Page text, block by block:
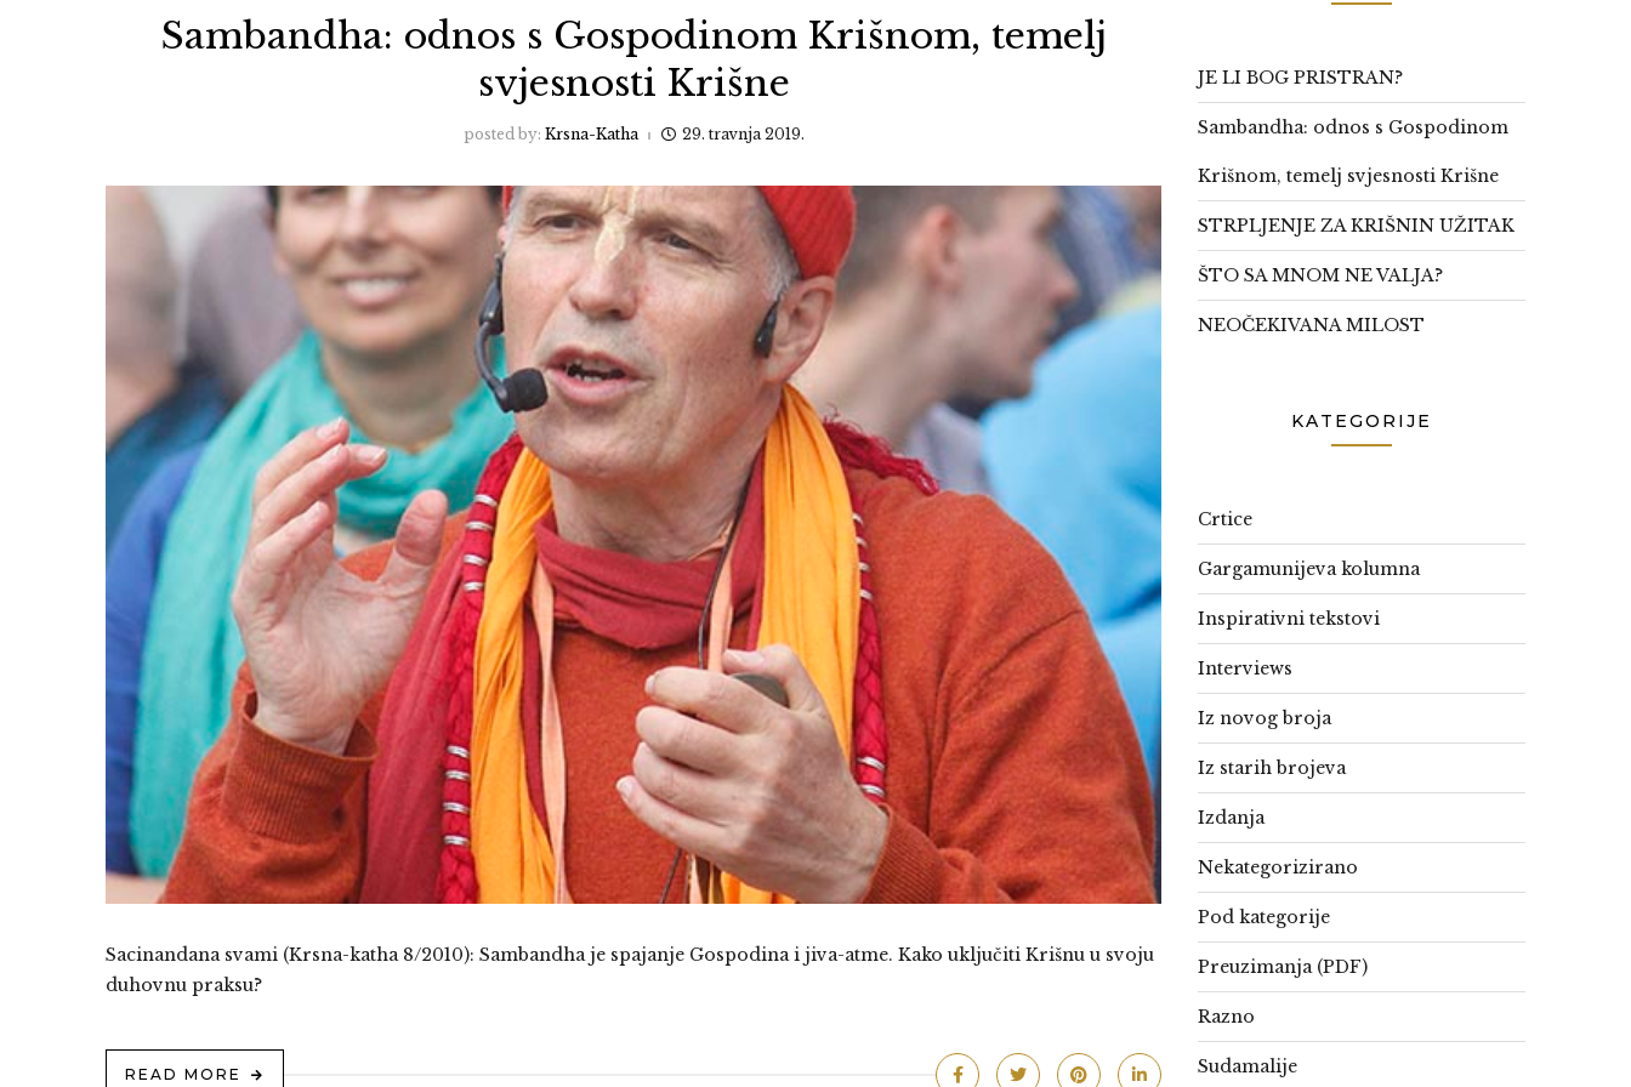
Sambandha: odnos s Gospodinom Krišnom, temelj
svjesnosti Krišne
posted by: Krsna-Katha 29. travnja 2019.
Sacinandana svami (Krsna-katha 8/2010): Sambandha je spajanje Gospodina i jiva-atme. Kako uključiti Krišnu u svoju
duhovnu praksu?
READ MORE
JE LI BOG PRISTRAN?
Sambandha: odnos s Gospodinom
Krišnom, temelj svjesnosti Krišne
STRPLJENJE ZA KRIŠNIN UŽITAK
ŠTO SA MNOM NE VALJA?
NEOČEKIVANA MILOST
KATEGORIJE
Crtice
Gargamunijeva kolumna
Inspirativni tekstovi
Interviews
Iz novog broja
Iz starih brojeva
Izdanja
Nekategorizirano
Pod kategorije
Preuzimanja (PDF)
Razno
Sudamalije